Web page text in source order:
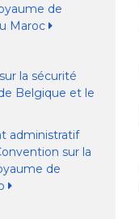
de
Maroc
la sécurité
Belgique et le
administratif
sur la
de